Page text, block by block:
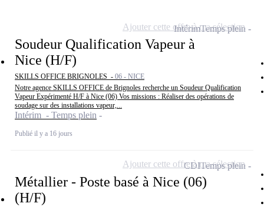
Soudeur Qualification Vapeur à
Nice (H/F)
SKILLS OFFICE BRIGNOLES - 06 - NICE
Notre agence SKILLS OFFICE de Brignoles recherche un Soudeur Qualification
Vapeur Expérimenté H/F à Nice (06) Vos missions : Réaliser des opérations de
soudage sur des installations vapeur,...
Intérim - Temps plein
Publié il y a 16 jours
IntérimTemps plein
Ajouter cette offre à ma sélection
Métallier - Poste basé à Nice (06)
(H/F)
CDITemps plein
Ajouter cette offre à ma sélection